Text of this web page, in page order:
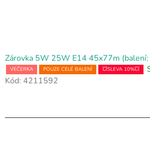
Zárovka 5W 25W E14 45x77m (balení:
VEČERKA POUZE CELÉ BALENÍ 💥SLEVA 10%💥
Kód: 4211592